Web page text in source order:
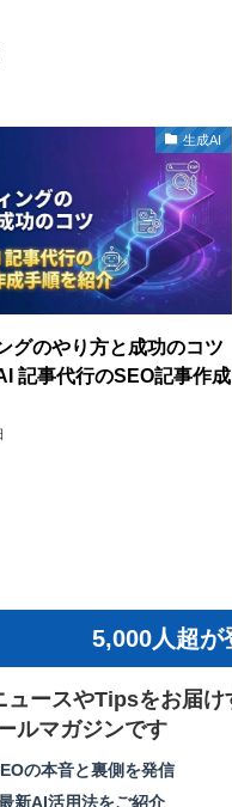
生成AI
グのやり方と成功のコツ
記事代行のSEO記事作成
5,000人超が
ュースやTipsをお届け
ルマガジンです
の本音と裏側を発信
新AI活用法をご紹介